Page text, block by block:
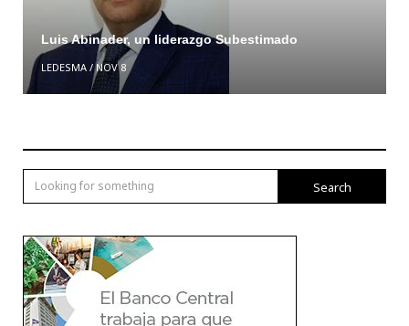
Luis Abinader, un liderazgo Subestimado
LEDESMA/NOV 8
Search